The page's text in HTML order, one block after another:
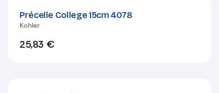
Précelle College 15cm 4078
Kohler
25,83 €